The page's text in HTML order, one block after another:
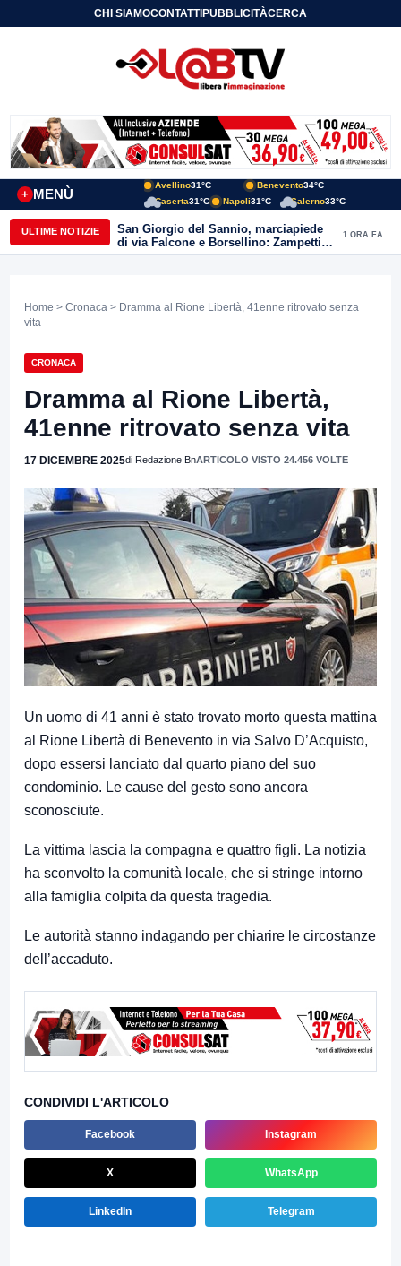
CHI SIAMOCONTATTIPUBBLICITÀCERCA
MENÙ
+
Avellino31°C Benevento34°C
Caserta31°C Napoli31°C Salerno33°C
ULTIME NOTIZIE
San Giorgio del Sannio, marciapiede
di via Falcone e Borsellino: Zampetti e
Lombardi replicano alle polemiche
1 ORA FA
Home > Cronaca > Dramma al Rione Libertà, 41enne ritrovato senza
vita
CRONACA
Dramma al Rione Libertà,
41enne ritrovato senza vita
17 DICEMBRE 2025di Redazione BnARTICOLO VISTO 24.456 VOLTE
Un uomo di 41 anni è stato trovato morto questa mattina
al Rione Libertà di Benevento in via Salvo D’Acquisto,
dopo essersi lanciato dal quarto piano del suo
condominio. Le cause del gesto sono ancora
sconosciute.
La vittima lascia la compagna e quattro figli. La notizia
ha sconvolto la comunità locale, che si stringe intorno
alla famiglia colpita da questa tragedia.
Le autorità stanno indagando per chiarire le circostanze
dell’accaduto.
CONDIVIDI L'ARTICOLO
Facebook Instagram
X WhatsApp
LinkedIn Telegram